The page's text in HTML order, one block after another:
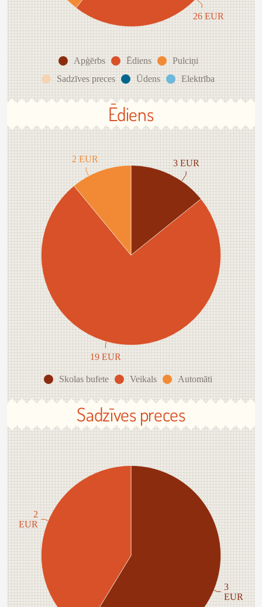
Apģērbs Ēdiens
Pulciņi
Sadzīves preces
Ūdens Elektrība
26 EUR
Ēdiens
Skolas bufete Veikals Automāti
3 EUR
19 EUR
2 EUR
Sadzīves preces
3
EUR
2
EUR